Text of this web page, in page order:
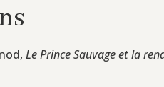
Le Prince Sauvage et la